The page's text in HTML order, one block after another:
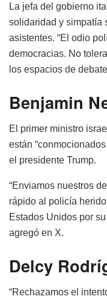
La jefa del gobierno
solidaridad y simpatía
asistentes. “El odio
democracias. No
los espacios de
Benjamin
El primer ministro
están
el presidente Trump.
“Enviamos nuestros
rápido al policía
Estados Unidos por
agregó en X.
Delcy
“Rechazamos el